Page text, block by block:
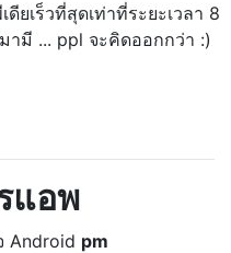
ดียเร็วที่สุดเท่าที่ระยะเวลา 8
ามี ... ppl จะคิดออกกว่า :)
แอพ
Android pm